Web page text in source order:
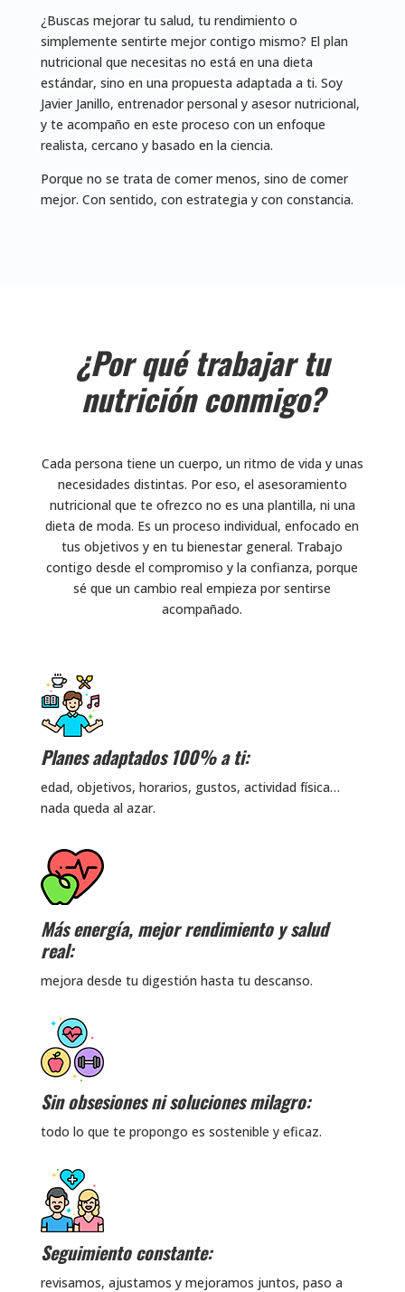
¿Buscas mejorar tu salud, tu rendimiento o
simplemente sentirte mejor contigo mismo? El plan
nutricional que necesitas no está en una dieta
estándar, sino en una propuesta adaptada a ti. Soy
Javier Janillo, entrenador personal y asesor nutricional,
y te acompaño en este proceso con un enfoque
realista, cercano y basado en la ciencia.
Porque no se trata de comer menos, sino de comer
mejor. Con sentido, con estrategia y con constancia.
¿Por qué trabajar tu
nutrición conmigo?
Cada persona tiene un cuerpo, un ritmo de vida y unas
necesidades distintas. Por eso, el asesoramiento
nutricional que te ofrezco no es una plantilla, ni una
dieta de moda. Es un proceso individual, enfocado en
tus objetivos y en tu bienestar general. Trabajo
contigo desde el compromiso y la confianza, porque
sé que un cambio real empieza por sentirse
acompañado.
Planes adaptados 100% a ti:
edad, objetivos, horarios, gustos, actividad física…
nada queda al azar.
Más energía, mejor rendimiento y salud
real:
mejora desde tu digestión hasta tu descanso.
Sin obsesiones ni soluciones milagro:
todo lo que te propongo es sostenible y eficaz.
Seguimiento constante:
revisamos, ajustamos y mejoramos juntos, paso a